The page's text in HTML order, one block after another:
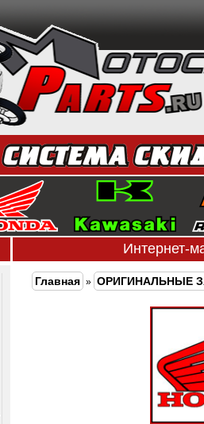
Главная » ОРИГИНАЛЬНЫЕ